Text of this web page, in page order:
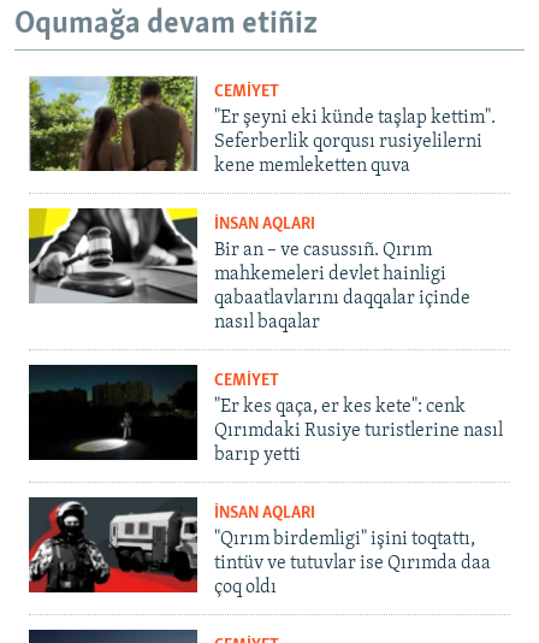
Oqumağa devam etiñiz
CEMİYET
"Er şeyni eki künde taşlap kettim".
Seferberlik qorqusı rusiyelilerni
kene memleketten quva
İNSAN AQLARI
Bir an – ve casussıñ. Qırım
mahkemeleri devlet hainligi
qabaatlavlarını daqqalar içinde
nasıl baqalar
CEMİYET
"Er kes qaça, er kes kete": cenk
Qırımdaki Rusiye turistlerine nasıl
barıp yetti
İNSAN AQLARI
"Qırım birdemligi" işini toqtattı,
tintüv ve tutuvlar ise Qırımda daa
çoq oldı